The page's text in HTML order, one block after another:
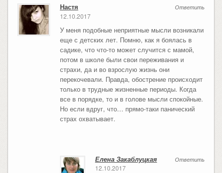
Ответить
Настя
12.10.2017
У меня подобные неприятные мысли возникали
еще с детских лет. Помню, как я боялась в
садике, что что-то может случится с мамой,
потом в школе были свои переживания и
страхи, да и во взрослую жизнь они
перекочевали. Правда, обострение происходит
только в трудные жизненные периоды. Когда
все в порядке, то и в голове мысли спокойные.
Но если вдруг, что… прямо-таки панический
страх охватывает.
Ответить
Елена Закаблуцкая
12.10.2017